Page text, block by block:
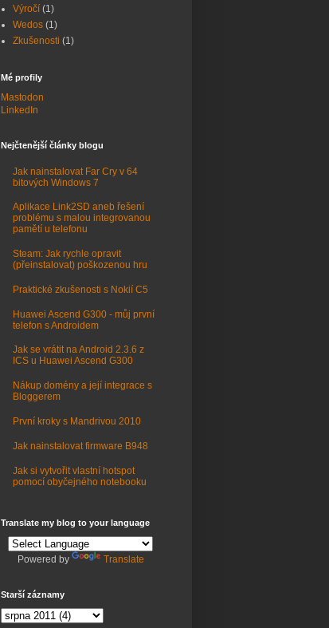
Výročí (1)
Wedos (1)
Zkušenosti (1)
Mé profily
Mastodon
LinkedIn
Nejčtenější články blogu
Jak nainstalovat Far Cry v 64
bitových Windows 7
Aplikace Link2SD aneb řešení
problému s malou integrovanou
pamětí u telefonu
Steam: Jak rychle opravit
(přeinstalovat) poškozenou hru
Praktické zkušenosti s Nokií C5
Huawei Ascend G300 - můj první
telefon s Androidem
Jak se vrátit na Android 2.3.6 z
ICS u Huawei Ascend G300
Nákup domény a její integrace s
Bloggerem
První kroky s Mandrivou 2010
Jak nainstalovat firmware B948
Jak si vytvořit vlastní hotspot
pomocí obyčejného notebooku
Translate my blog to your language
Powered by Translate
Starší záznamy